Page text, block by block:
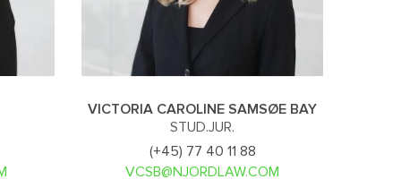
VICTORIA CAROLINE SAMSØE BAY
STUD.JUR.
(+45) 77 40 11 88
VCSB@NJORDLAW.COM